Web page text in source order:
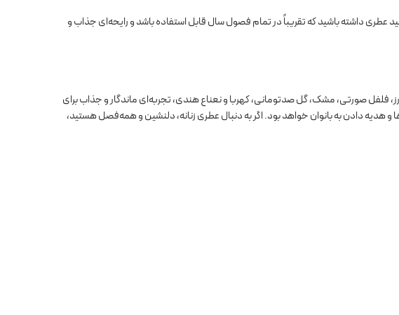
عطری داشته باشید که تقریباً در تمام فصول سال قابل استفاده باشد و رایحه‌ای جذاب و
فلفل صورتی، مشک، گل صدتومانی، کهربا و نعناع هندی، تجربه‌ای ماندگار و جذاب برای
هدیه دادن به بانوان خواهد بود. اگر به دنبال عطری زنانه، دلنشین و همه‌فصل هستید،